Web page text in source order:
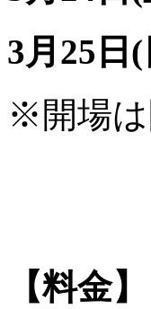
3月25日
※開場は
【料金】